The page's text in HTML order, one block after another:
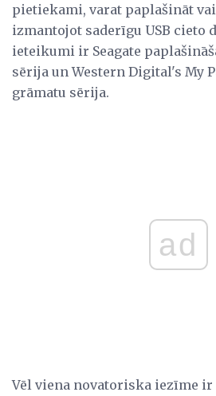
pietiekami, varat paplašināt
izmantojot saderīgu USB cieto
ieteikumi ir Seagate
sērija un Western Digital's My
grāmatu sērija.
ad
Vēl viena novatoriska iezīme ir